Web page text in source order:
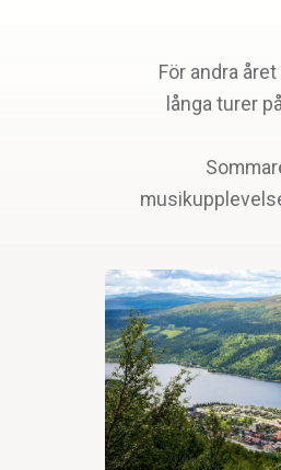
För andra
långa turer